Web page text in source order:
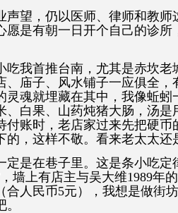
声望，仍以医师、律师和教师
愿是有朝一日开个自己的诊
吃我首推台南，尤其是赤坎
、庙子、风水铺子一应俱全
灵魂就埋藏在其中，我像蚯
、白果、山药炖猪大肠，汤是
付账时，老店家过来先把硬
的，这样不敬。看来老太太还
定是在巷子里。这是条小吃定
墙上有店主与吴大维1989年
合人民币5元），我想是做街